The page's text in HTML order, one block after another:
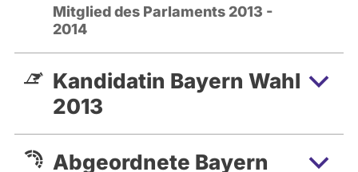
Mitglied des Parlaments 2013 -
2014
Kandidatin Bayern Wahl
2013
Abgeordnete Bayern